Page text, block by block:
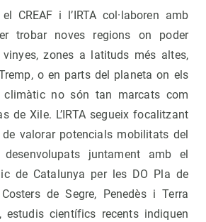
CREAF i l’IRTA col·laboren amb
trobar noves regions on poder
zones a latituds més altes,
o en parts del planeta on els
climàtic no són tan marcats com
de Xile. L’IRTA segueix focalitzant
valorar potencials mobilitats del
juntament amb el
de Catalunya per les DO Pla de
de Segre, Penedès i Terra
estudis científics recents indiquen